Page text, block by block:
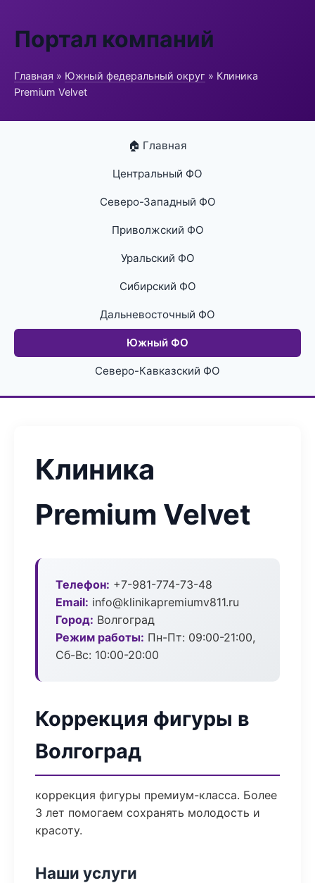
Портал компаний
Главная » Южный федеральный округ » Клиника
Premium Velvet
🏠 Главная
Центральный ФО
Северо-Западный ФО
Приволжский ФО
Уральский ФО
Сибирский ФО
Дальневосточный ФО
Южный ФО
Северо-Кавказский ФО
Клиника
Premium Velvet
Телефон: +7-981-774-73-48
Email: info@klinikapremiumv811.ru
Город: Волгоград
Режим работы: Пн-Пт: 09:00-21:00,
Сб-Вс: 10:00-20:00
Коррекция фигуры в
Волгоград
коррекция фигуры премиум-класса. Более
3 лет помогаем сохранять молодость и
красоту.
Наши услуги